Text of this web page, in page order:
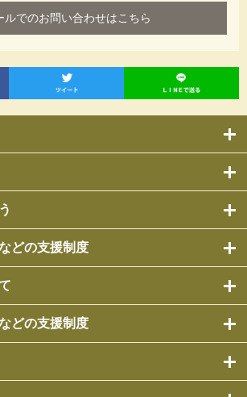
どの支援制度
どの支援制度
ルでのお問い合わせはこちら